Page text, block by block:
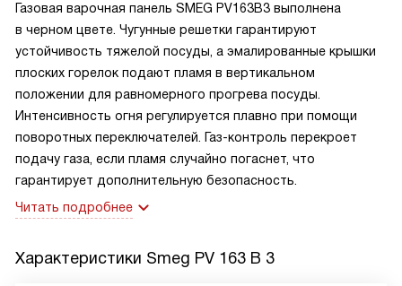
Газовая варочная панель SMEG PV163B3 выполнена
в черном цвете. Чугунные решетки гарантируют
устойчивость тяжелой посуды, а эмалированные крышки
плоских горелок подают пламя в вертикальном
положении для равномерного прогрева посуды.
Интенсивность огня регулируется плавно при помощи
поворотных переключателей. Газ-контроль перекроет
подачу газа, если пламя случайно погаснет, что
гарантирует дополнительную безопасность.
Читать подробнее
Характеристики Smeg PV 163 B 3